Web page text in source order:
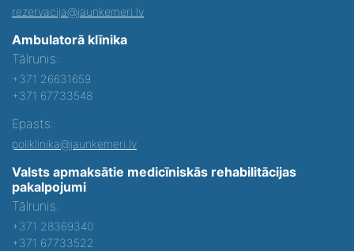
rezervacija@jaunkemeri.lv
Ambulatorā klīnika
Tālrunis:
+371 26631659
+371 67733548
Epasts:
poliklinika@jaunkemeri.lv
Valsts apmaksātie medicīniskās rehabilitācijas
pakalpojumi
Tālrunis:
+371 28369340
+371 67733522